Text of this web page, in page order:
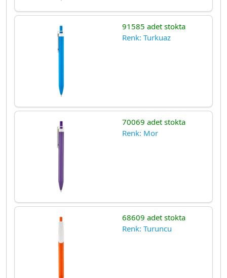
91585 adet stokta
Renk: Turkuaz
70069 adet stokta
Renk: Mor
68609 adet stokta
Renk: Turuncu